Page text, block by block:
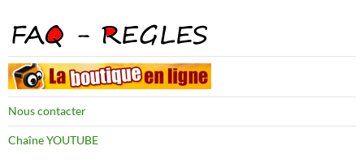
Nous contacter
Chaîne YOUTUBE